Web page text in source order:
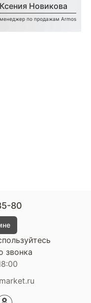
Ксения Новикова
менеджер по продажам Armos
80
звонка